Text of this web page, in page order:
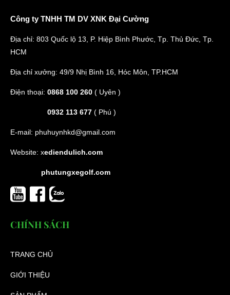
Công ty TNHH TM DV XNK Đại Cường
Địa chỉ: 803 Quốc lộ 13, P. Hiệp Bình Phước, Tp. Thủ Đức, Tp.
HCM
Địa chỉ xưởng: 49/9 Nhị Bình 16, Hóc Môn, TP.HCM
Điện thoại: 0868 100 260 ( Uyên )
0932 113 677 ( Phú )
E-mail: phuhuynhkd@gmail.com
Website: xediendulich.com
phutungxegolf.com
CHÍNH SÁCH
TRANG CHỦ
GIỚI THIỆU